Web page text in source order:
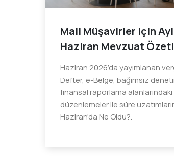
Mali Müşavirler için
Haziran Mevzuat
Haziran 2026’da yayımlanan
Defter, e-Belge, bağımsız
finansal raporlama
düzenlemeler ile süre
Haziran'da Ne Oldu?.